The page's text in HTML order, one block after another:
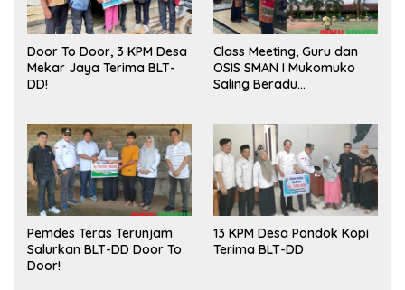
Door To Door, 3 KPM Desa
Mekar Jaya Terima BLT-
DD!
Class Meeting, Guru dan
OSIS SMAN I Mukomuko
Saling Beradu
Pemdes Teras Terunjam
Salurkan BLT-DD Door To
Door!
13 KPM Desa Pondok Kopi
Terima BLT-DD